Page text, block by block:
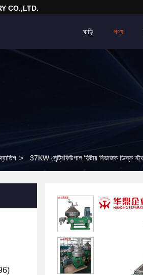
CO.,LTD.
বাড়ি পণ্য
> 37KW সেন্ট্রিফিউগাল ফিল্টার বিভাজক ডিস্ক